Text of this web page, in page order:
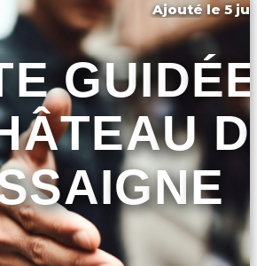
Ajouté le 5